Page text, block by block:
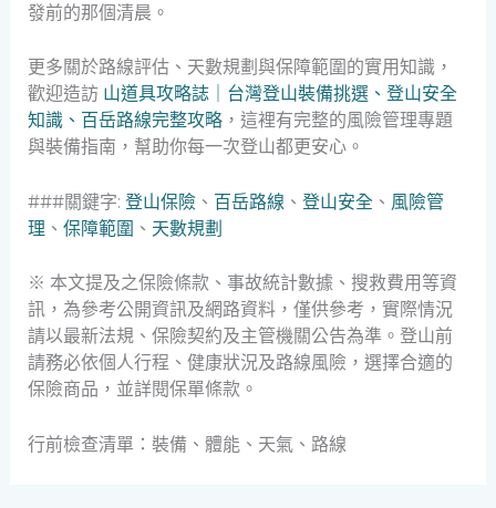
發前的那個清晨。
更多關於路線評估、天數規劃與保障範圍的實用知識，
歡迎造訪 山道具攻略誌｜台灣登山裝備挑選、登山安全
知識、百岳路線完整攻略，這裡有完整的風險管理專題
與裝備指南，幫助你每一次登山都更安心。
###關鍵字: 登山保險、 百岳路線 、 登山安全 、 風險管
理 、 保障範圍 、 天數規劃
※ 本文提及之保險條款、事故統計數據、搜救費用等資
訊，為參考公開資訊及網路資料，僅供參考，實際情況
請以最新法規、保險契約及主管機關公告為準。登山前
請務必依個人行程、健康狀況及路線風險，選擇合適的
保險商品，並詳閱保單條款。
行前檢查清單：裝備、體能、天氣、路線